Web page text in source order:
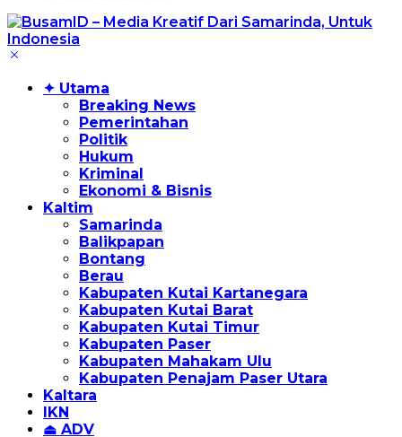
✦ Utama
Breaking News
Pemerintahan
Politik
Hukum
Kriminal
Ekonomi & Bisnis
Kaltim
Samarinda
Balikpapan
Bontang
Berau
Kabupaten Kutai Kartanegara
Kabupaten Kutai Barat
Kabupaten Kutai Timur
Kabupaten Paser
Kabupaten Mahakam Ulu
Kabupaten Penajam Paser Utara
Kaltara
IKN
⏏ ADV